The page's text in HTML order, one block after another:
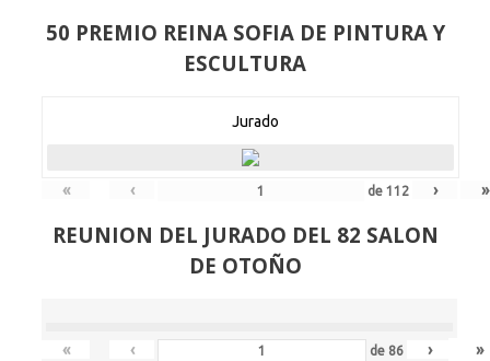
50 PREMIO REINA SOFIA DE PINTURA Y
ESCULTURA
Jurado
« ‹ de112 › »
REUNION DEL JURADO DEL 82 SALON
DE OTOÑO
« ‹ de 86 › »